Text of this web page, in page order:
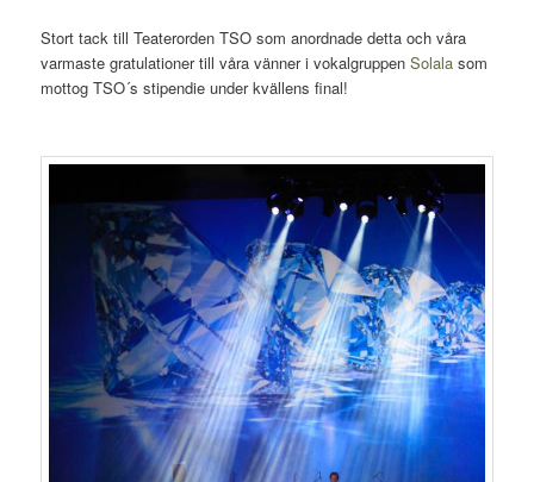
Stort tack till Teaterorden TSO som anordnade detta och våra
varmaste gratulationer till våra vänner i vokalgruppenSolala som
mottog TSO´s stipendie under kvällens final!